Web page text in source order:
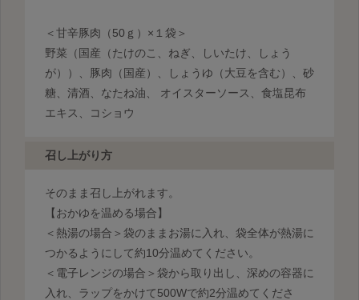
＜甘辛豚肉（50ｇ）×１袋＞
野菜（国産（たけのこ、ねぎ、しいたけ、しょう
が））、豚肉（国産）、しょうゆ（大豆を含む）、砂
糖、清酒、なたね油、 オイスターソース、食塩昆布
エキス、コショウ
召し上がり方
そのまま召し上がれます。
【おかゆを温める場合】
＜熱湯の場合＞袋のままお湯に入れ、袋全体が熱湯に
つかるようにして約10分温めてください。
＜電子レンジの場合＞袋から取り出し、深めの容器に
入れ、ラップをかけて500Wで約2分温めてくださ